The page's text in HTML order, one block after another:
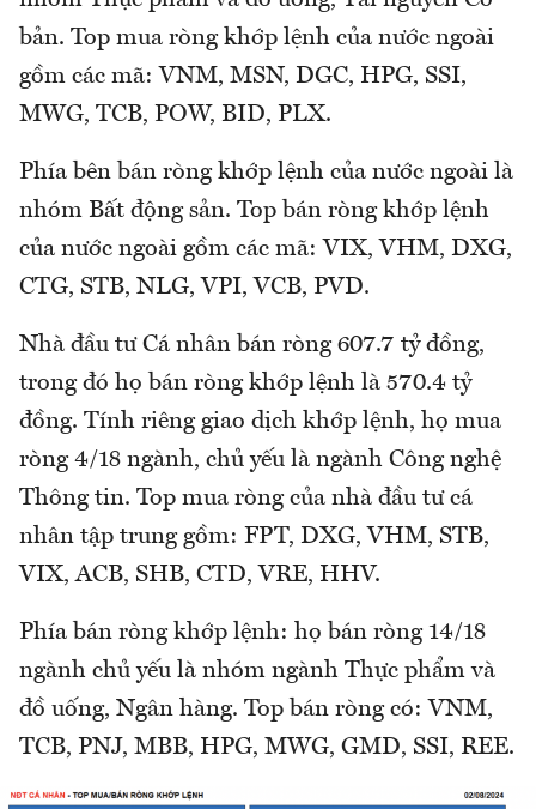
bản. Top mua ròng khớp lệnh của nước ngoài
gồm các mã: VNM, MSN, DGC, HPG, SSI,
MWG, TCB, POW, BID, PLX.
Phía bên bán ròng khớp lệnh của nước ngoài là
nhóm Bất động sản. Top bán ròng khớp lệnh
của nước ngoài gồm các mã: VIX, VHM, DXG,
CTG, STB, NLG, VPI, VCB, PVD.
Nhà đầu tư Cá nhân bán ròng 607.7 tỷ đồng,
trong đó họ bán ròng khớp lệnh là 570.4 tỷ
đồng. Tính riêng giao dịch khớp lệnh, họ mua
ròng 4/18 ngành, chủ yếu là ngành Công nghệ
Thông tin. Top mua ròng của nhà đầu tư cá
nhân tập trung gồm: FPT, DXG, VHM, STB,
VIX, ACB, SHB, CTD, VRE, HHV.
Phía bán ròng khớp lệnh: họ bán ròng 14/18
ngành chủ yếu là nhóm ngành Thực phẩm và
đồ uống, Ngân hàng. Top bán ròng có: VNM,
TCB, PNJ, MBB, HPG, MWG, GMD, SSI, REE.